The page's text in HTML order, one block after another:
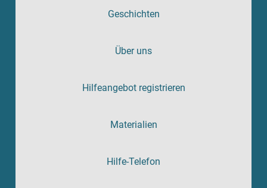
Geschichten
Über uns
Hilfeangebot registrieren
Materialien
Hilfe-Telefon